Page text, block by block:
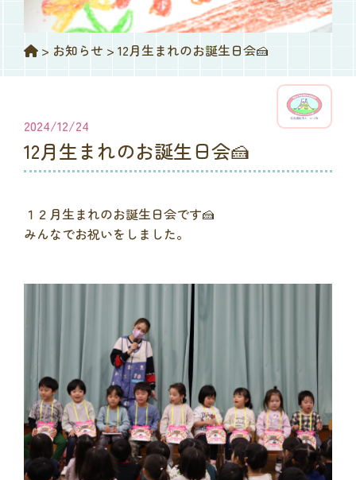
> お知らせ > 12月生まれのお誕生日会🍰
2024/12/24
12月生まれのお誕生日会🍰
１２月生まれのお誕生日会です🍰
みんなでお祝いをしました。